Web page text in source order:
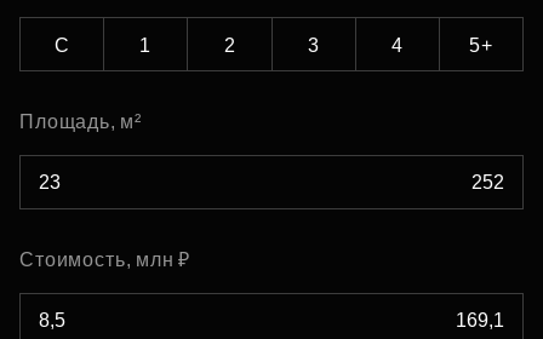
С 1 2 3 4 5+
Площадь, м²
Стоимость, млн ₽